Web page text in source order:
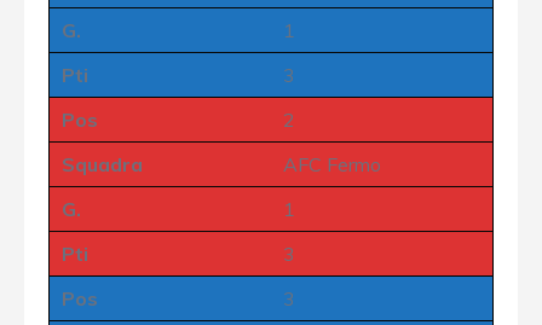
G.
1
Pti
3
Pos
2
Squadra
AFC Fermo
G.
1
Pti
3
Pos
3